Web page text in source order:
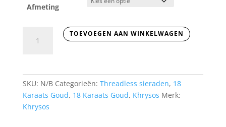
€129,99
Afmeting
TOEVOEGEN AAN WINKELWAGEN
SKU: N/B Categorieën: Threadless sieraden, 18
Karaats Goud, 18 Karaats Goud, Khrysos Merk:
Khrysos